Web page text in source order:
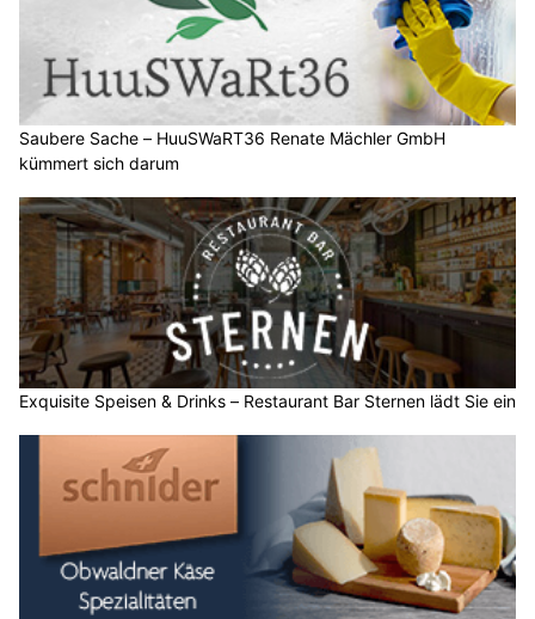
Saubere Sache – HuuSWaRT36 Renate Mächler GmbH
kümmert sich darum
Exquisite Speisen & Drinks – Restaurant Bar Sternen lädt Sie ein